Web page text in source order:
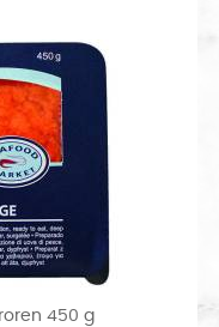
450 g